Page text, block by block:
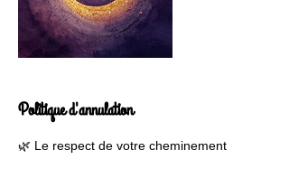
Politique d'annulation
🌿 Le respect de votre cheminement